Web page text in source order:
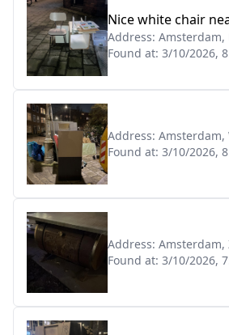
Nice white chair
Address: Amsterdam,
Found at: 3/10/2026,
Address: Amsterdam,
Found at: 3/10/2026,
Address: Amsterdam,
Found at: 3/10/2026,